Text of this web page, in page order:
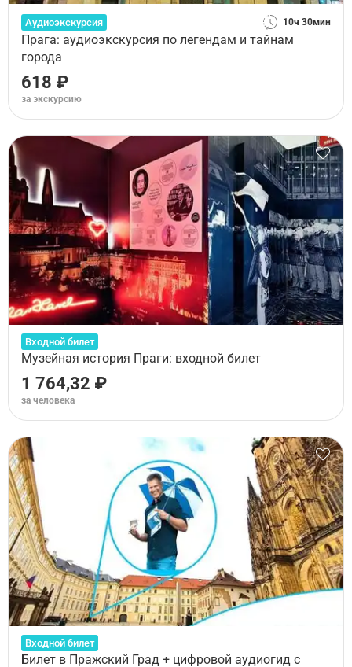
Аудиоэкскурсия 10ч 30мин
Прага: аудиоэкскурсия по легендам и тайнам
города
618 ₽
за экскурсию
Входной билет
Музейная история Праги: входной билет
1 764,32 ₽
за человека
Входной билет
Билет в Пражский Град + цифровой аудиогид с